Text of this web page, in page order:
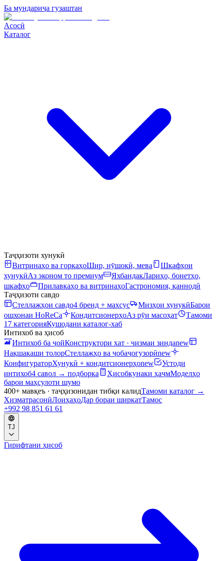
Ба мундариҷа гузаштан
Асосӣ
Каталог
Таҷҳизоти хунукӣ
Витринаҳо ва горкаҳоШир, нӯшокӣ, мева
Шкафҳои
хунукӣАз эконом то премиум ЯхбандакЛариҳо, бонетҳо,
шкафҳо
Прилавкаҳо ва витринаҳоГастрономия, қаннодӣ
Таҷҳизоти савдо
Стеллажҳои савдо4 бренд + махсус Мизҳои хунукӣБарои
ошхонаи HoReCa
КондитсионерҳоАз рӯи масоҳат
Тамоми
17 категорияКушодани каталог-хаб
Интихоб ва ҳисоб
Интихоб ба ҷойКонструктори хат · чизмаи зиндаnew
Нақшакаши толорСтеллажҳо ва ҷобаҷогузорӣnew
КонфигураторХунукӣ + кондитсионерҳоnew
Устоди
интихоб4 савол → подборка Ҳисобкунаки ҳаҷмМоделҳо
барои маҳсулоти шумо
400+ мавқеъ · таҷҳизонидан тибқи калидТамоми каталог →
ХизматрасонӣЛоиҳаҳоДар бораи ширкатТамос
+992 98 851 61 61
TJ
Гирифтани ҳисоб